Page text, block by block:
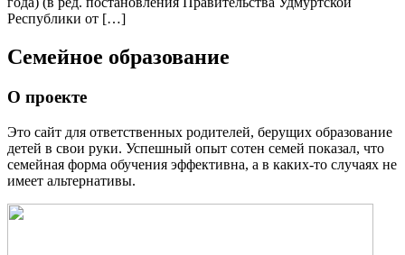
Республики от […]
Семейное образование
О проекте
Это сайт для ответственных родителей, берущих образование
детей в свои руки. Успешный опыт сотен семей показал, что
семейная форма обучения эффективна, а в каких-то случаях не
имеет альтернативы.